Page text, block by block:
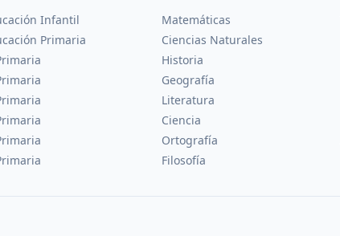
Infantil
Primaria
Matemáticas
Ciencias Naturales
Historia
Geografía
Literatura
Ciencia
Ortografía
Filosofía